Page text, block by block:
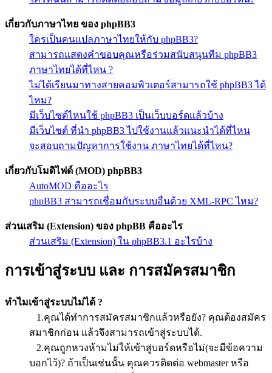
เกี่ยวกับภาษาไทย ของ phpBB3
ใครเป็นคนแปลภาษาไทยให้กับ phpBB3?
สามารถแสดงคำขอบคุณหรือร่วมสนับสนุนทีม phpBB3
ภาษาไทยได้ที่ไหน ?
ไม่ได้เรียนมาทางสายคอมพิวเตอร์สามารถใช้ phpBB3 ได้
ไหม?
มีเว็บไซต์ไหนใช้ phpBB3 เป็นเว็บบอร์ดแล้วบ้าง
มีเว็บไซต์ ที่นำ phpBB3 ไปใช้งานแล้วแนะนำได้ที่ไหน
จะสอบถามปัญหาการใช้งาน ภาษาไทยได้ที่ไหน?
เกี่ยวกับโมดิไฟด์ (MOD) phpBB3
AutoMOD คืออะไร
phpBB3 สามารถเชื่อมกับระบบอื่นด้วย XML-RPC ไหม?
ส่วนเสริม (Extension) ของ phpBB คืออะไร
ส่วนเสริม (Extension) ใน phpBB3.1 อะไรบ้าง
การเข้าสู่ระบบ และ การสมัครสมาชิก
ทำไมเข้าสู่ระบบไม่ได้ ?
1.คุณได้ทำการสมัครสมาชิกแล้วหรือยัง? คุณต้องสมัคร
สมาชิกก่อน แล้วจึงสามารถเข้าสู่ระบบได้.
2.คุณถูกหวงห้ามไม่ให้เข้าสู่บอร์ดหรือไม่(จะมีข้อความ
บอกไว้)? ถ้าเป็นเช่นนั้น คุณควรติดต่อ webmaster หรือ